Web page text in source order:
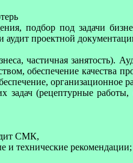
подбор под задачи
аудит проектной
частичная занятость).
обеспечение качества
организационное
(рецептурные работы,
СМК,
и технические рекомендации;